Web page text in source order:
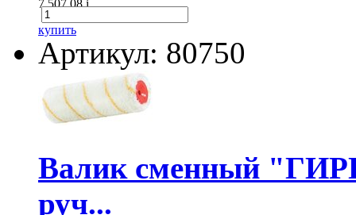
7 507.08i
купить
Артикул: 80750
Валик сменный
руч...